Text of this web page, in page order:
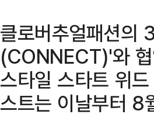
클로버추얼패션의
(CONNECT)'와
스타일 스타트 위
스트는 이날부터 8